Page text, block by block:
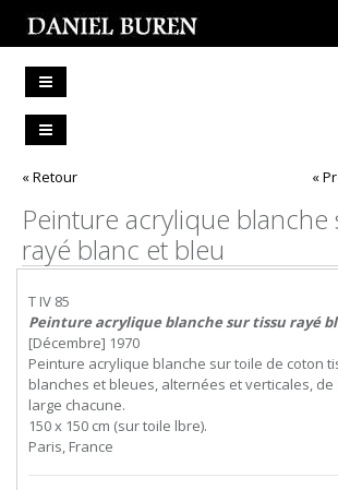
« Retour «
Peinture acrylique blanche
rayé blanc et bleu
T IV 85
Peinture acrylique blanche sur tissu rayé
[Décembre] 1970
Peinture acrylique blanche sur toile de coton
blanches et bleues, alternées et verticales, de
large chacune.
150 x 150 cm (sur toile lbre).
Paris, France